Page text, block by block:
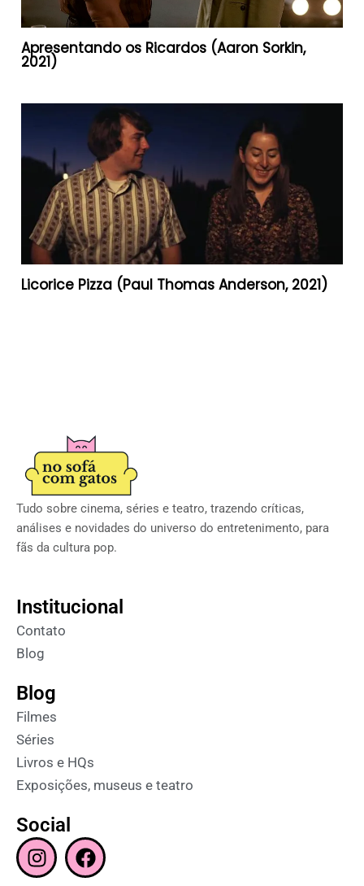
Apresentando os Ricardos (Aaron Sorkin,
2021)
Licorice Pizza (Paul Thomas Anderson, 2021)
Tudo sobre cinema, séries e teatro, trazendo críticas,
análises e novidades do universo do entretenimento, para
fãs da cultura pop.
Institucional
Contato
Blog
Blog
Filmes
Séries
Livros e HQs
Exposições, museus e teatro
Social
I
n
F
a